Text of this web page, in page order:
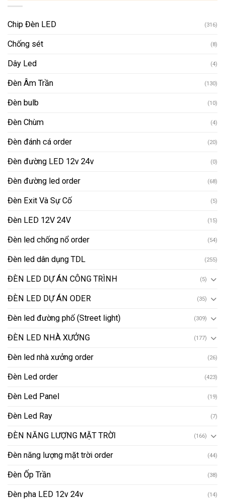
Chip Đèn LED (316)
Chống sét (8)
Dây Led (4)
Đèn Âm Trần (130)
Đèn bulb (10)
Đèn Chùm (4)
Đèn đánh cá order (20)
Đèn đường LED 12v 24v (0)
Đèn đường led order (68)
Đèn Exit Và Sự Cố (5)
Đèn LED 12V 24V (15)
Đèn led chống nổ order (54)
Đèn led dân dụng TDL (255)
ĐÈN LED DỰ ÁN CÔNG TRÌNH (5)
ĐÈN LED DỰ ÁN ODER (35)
Đèn led đường phố (Street light) (309)
ĐÈN LED NHÀ XƯỞNG (177)
Đèn led nhà xưởng order (26)
Đèn Led order (423)
Đèn Led Panel (19)
Đèn Led Ray (7)
ĐÈN NĂNG LƯỢNG MẶT TRỜI (166)
Đèn năng lượng mặt trời order (44)
Đèn Ốp Trần (38)
Đèn pha LED 12v 24v (14)